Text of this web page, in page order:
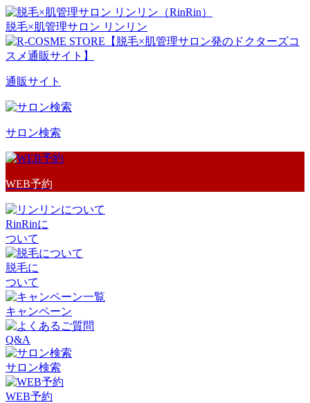
脱毛×肌管理サロン リンリン
通販サイト
サロン検索
WEB予約
RinRinに
ついて
脱毛に
ついて
キャンペーン
Q&A
サロン検索
WEB予約